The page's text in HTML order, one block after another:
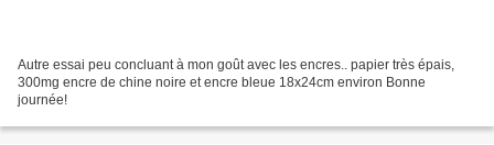
Autre essai peu concluant à mon goût avec les encres.. papier très épais,
300mg encre de chine noire et encre bleue 18x24cm environ Bonne
journée!